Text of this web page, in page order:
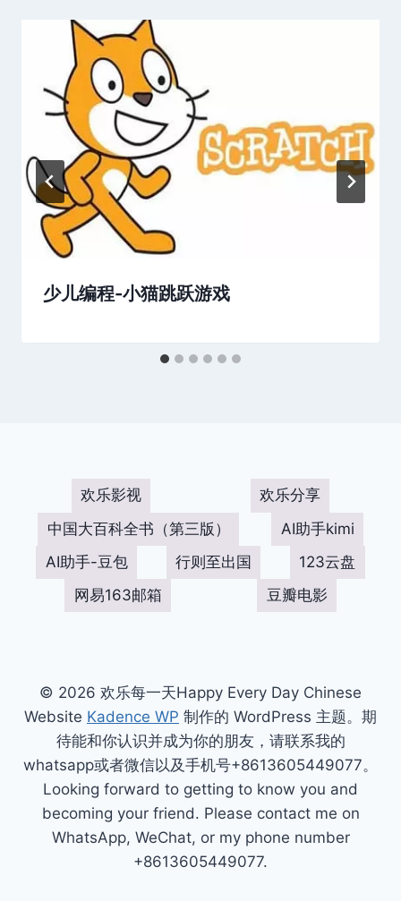
少儿编程-小猫跳跃游戏
欢乐影视
欢乐分享
中国大百科全书（第三版）
AI助手kimi
AI助手-豆包
行则至出国
123云盘
网易163邮箱
豆瓣电影
© 2026 欢乐每一天Happy Every Day Chinese
Website Kadence WP 制作的 WordPress 主题。期
待能和你认识并成为你的朋友，请联系我的
whatsapp或者微信以及手机号+8613605449077。
Looking forward to getting to know you and
becoming your friend. Please contact me on
WhatsApp, WeChat, or my phone number
+8613605449077.